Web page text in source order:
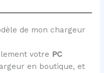
de mon chargeur
votre PC
en boutique, et